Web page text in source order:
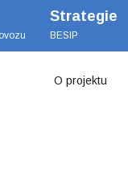
Strategie
BESIP
O projektu